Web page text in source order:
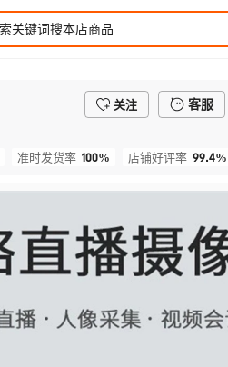
关注 客服
准时发货率 100% 店铺好评率 99.4%